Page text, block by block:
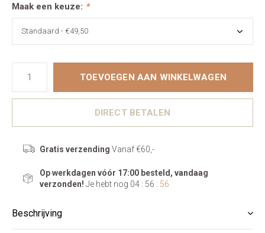
Maak een keuze: *
TOEVOEGEN AAN WINKELWAGEN
DIRECT BETALEN
Gratis verzending Vanaf €60,-
Op werkdagen vóór 17:00 besteld, vandaag
verzonden! Je hebt nog 04 : 56 : 55
Beschrijving